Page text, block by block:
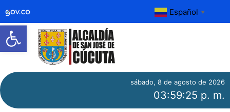
Abrir barra de herramientas
Español ▼
sábado, 8 de agosto de 2026
03:59:26 p. m.